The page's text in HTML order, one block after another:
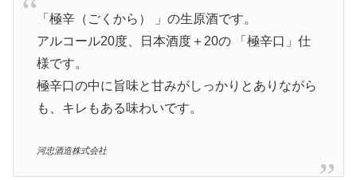
「極辛（ごくから） 」の生原酒です。
アルコール20度、日本酒度＋20の 「極辛口」仕
様です。
極辛口の中に旨味と甘みがしっかりとありながら
も、キレもある味わいです。
河忠酒造株式会社